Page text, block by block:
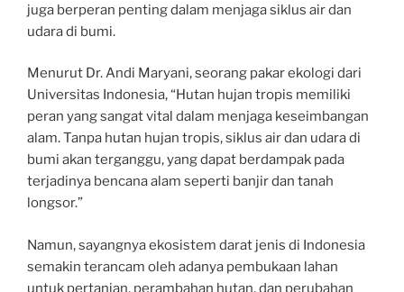
juga berperan penting dalam menjaga siklus air dan
udara di bumi.
Menurut Dr. Andi Maryani, seorang pakar ekologi dari
Universitas Indonesia, “Hutan hujan tropis memiliki
peran yang sangat vital dalam menjaga keseimbangan
alam. Tanpa hutan hujan tropis, siklus air dan udara di
bumi akan terganggu, yang dapat berdampak pada
terjadinya bencana alam seperti banjir dan tanah
longsor.”
Namun, sayangnya ekosistem darat jenis di Indonesia
semakin terancam oleh adanya pembukaan lahan
untuk pertanian, perambahan hutan, dan perubahan